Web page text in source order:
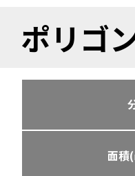
ポリゴ
面積